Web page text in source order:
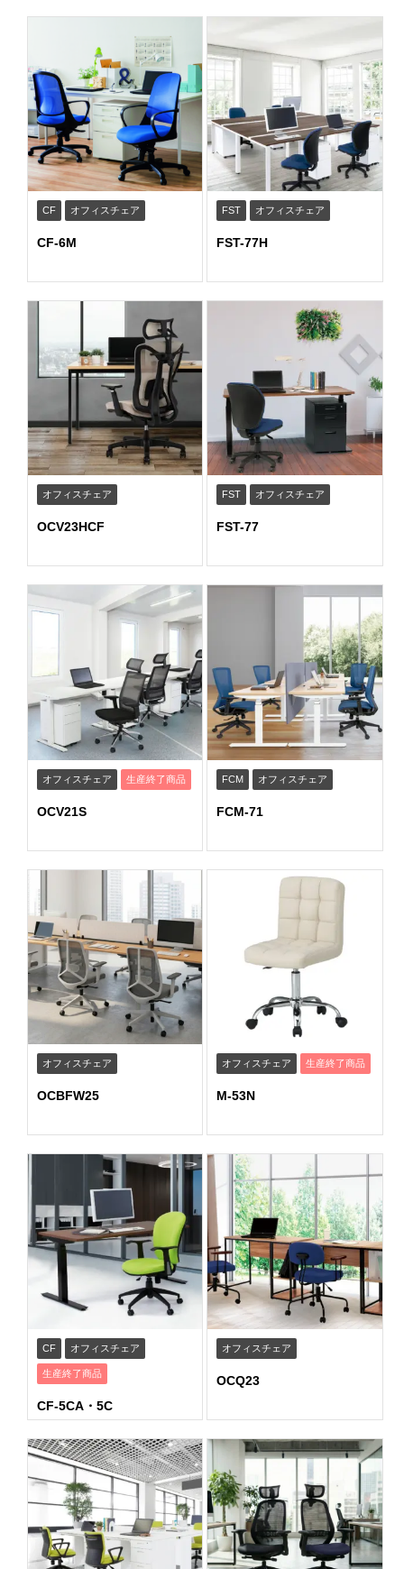
CF オフィスチェア
CF-6M
FST オフィスチェア
FST-77H
オフィスチェア
OCV23HCF
FST オフィスチェア
FST-77
オフィスチェア 生産終了商品
OCV21S
FCM オフィスチェア
FCM-71
オフィスチェア
OCBFW25
オフィスチェア 生産終了商品
M-53N
CF オフィスチェア
生産終了商品
CF-5CA・5C
オフィスチェア
OCQ23